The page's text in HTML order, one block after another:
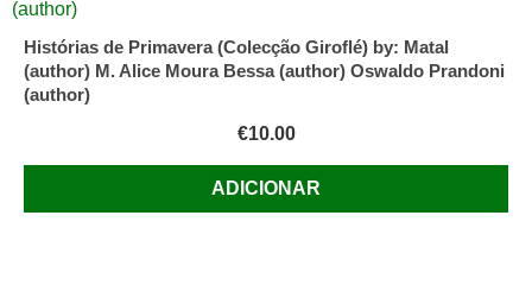
Histórias de Primavera (Colecção Giroflé) by: Matal
(author) M. Alice Moura Bessa (author) Oswaldo Prandoni
(author)
€10.00
ADICIONAR